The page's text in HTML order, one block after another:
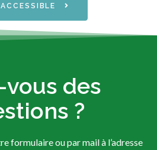
vous des
?
formulaire ou par mail à l’adresse